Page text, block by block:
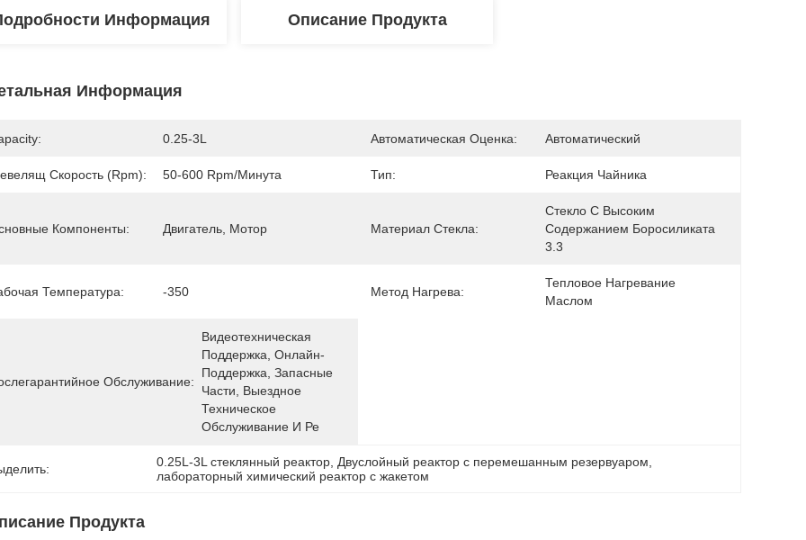
Информация Описание Продукта
Информация
0.25-3L Автоматическая Оценка: Автоматический
Скорость (rpm): 50-600 Rpm/минута Тип: Реакция Чайника
Компоненты: Двигатель, Мотор Материал Стекла:
Стекло С Высоким
Содержанием Боросиликата
3.3
Температура: -350 Метод Нагрева:
Тепловое Нагревание
Маслом
Обслуживание:
Видеотехническая
Поддержка, Онлайн-
Поддержка, Запасные
Части, Выездное
Техническое
Обслуживание И Ре
0.25L-3L стеклянный реактор Двуслойный реактор с перемешанным резервуаром
лабораторный химический реактор с жакетом
Продукта